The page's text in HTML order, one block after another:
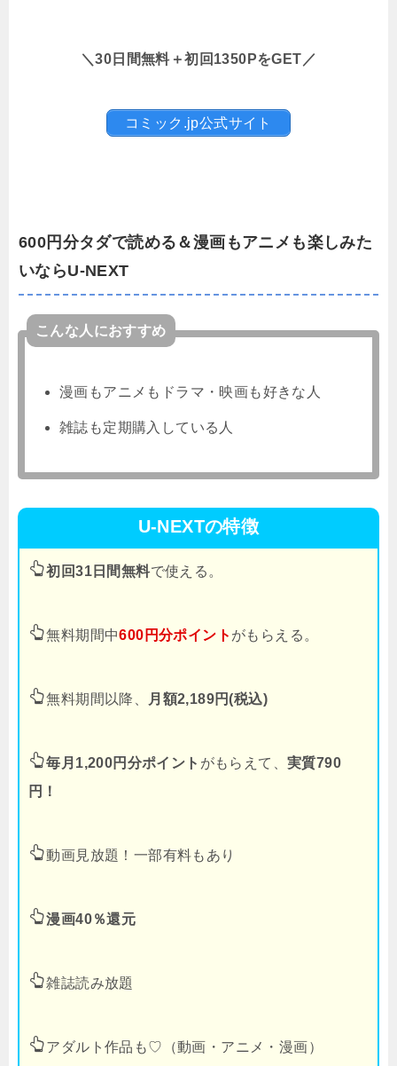
＼30日間無料＋初回1350PをGET／
コミック.jp公式サイト
600円分タダで読める＆漫画もアニメも楽しみた
いならU-NEXT
こんな人におすすめ
漫画もアニメもドラマ・映画も好きな人
雑誌も定期購入している人
U-NEXTの特徴
初回31日間無料で使える。
無料期間中600円分ポイント がもらえる。
無料期間以降、 月額2,189円(税込)
毎月1,200円分ポイント がもらえて、実質790
円！
動画見放題！一部有料もあり
漫画40％還元
雑誌読み放題
アダルト作品も♡（動画・アニメ・漫画）